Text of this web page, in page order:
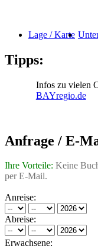
Lage / Karte
Tipps:
Infos zu vielen
BAYregio.de
Anfrage / E-
Ihre Vorteile: Keine
per E-Mail.
Anreise:
Abreise:
Erwachsene: